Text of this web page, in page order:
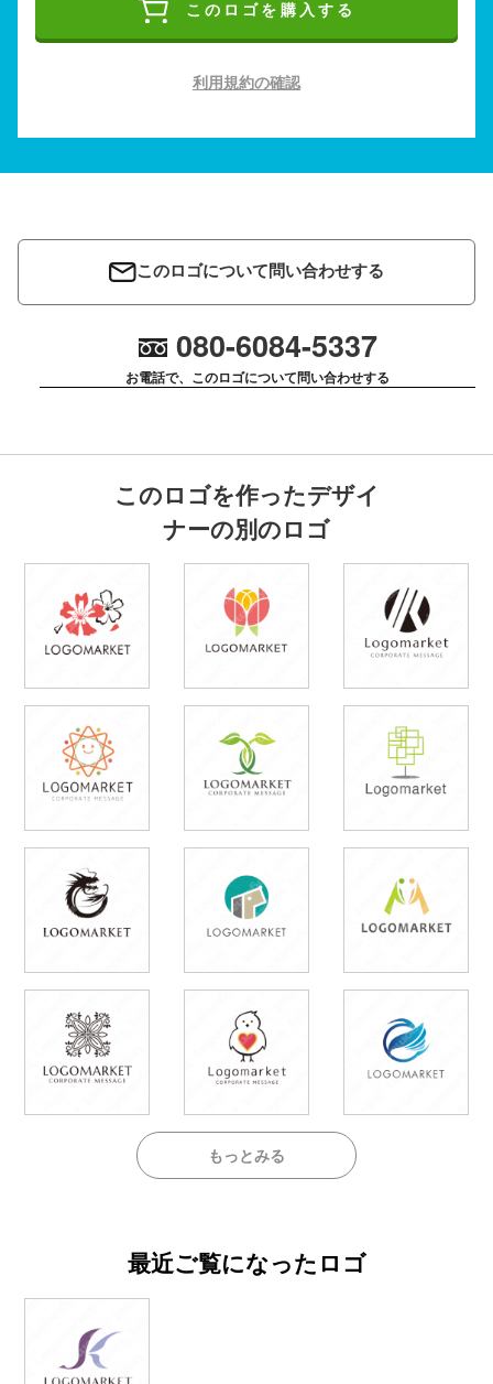
このロゴを購入する
利用規約の確認
このロゴについて問い合わせする
080-6084-5337
お電話で、このロゴについて問い合わせする
このロゴを作ったデザイ
ナーの別のロゴ
もっとみる
最近ご覧になったロゴ